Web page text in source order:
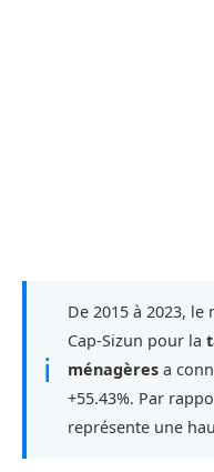
ℹ
De 2015 à 2023,
Cap-Sizun pour la
ménagères a
+55.43%. Par
représente une